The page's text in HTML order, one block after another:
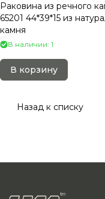
Раковина из речного
65201 44*39*15 из
камня
В наличии: 1
В корзину
Назад к списку